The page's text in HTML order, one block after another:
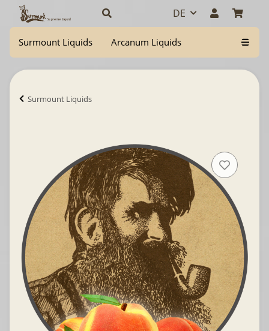
DE
Surmount Liquids Arcanum Liquids
Surmount Liquids